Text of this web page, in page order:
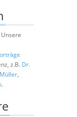
z.B. Dr.
,
.